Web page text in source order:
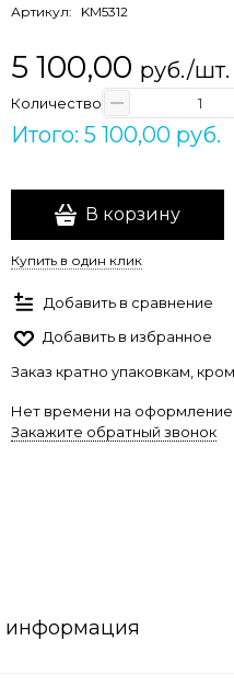
Артикул: KM5312
5 100,00 руб./шт.
Количество
Итого: 5 100,00 руб.
В корзину
Купить в один клик
Добавить в сравнение
Добавить в избранное
Заказ кратно упаковкам,
Нет времени на оформление
Закажите обратный звонок
информация